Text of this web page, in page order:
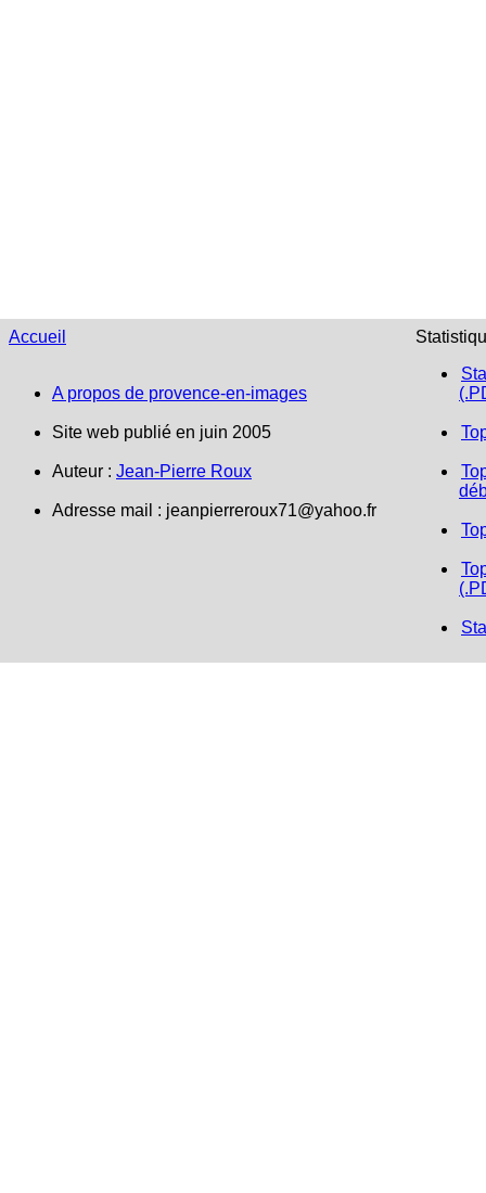
Accueil
A propos de provence-en-images
Site web publié en juin 2005
Auteur : Jean-Pierre Roux
Adresse mail : jeanpierreroux71@yahoo.fr